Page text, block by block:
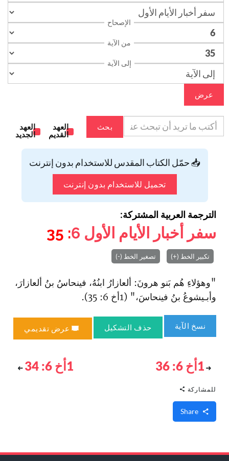
الإصحاح
من الآية
إلى الآية
عرض
بحث
العهد
القديم
العهد
الجديد
📥 حمّل الكتاب المقدس للاستخدام بدون إنترنت
تحميل للاستخدام بدون إنترنت
الترجمة العربية المشتركة:
سفر أخبار الأيام الأول 6
: 35
تكبير الخط (+) تصغير الخط (-)
"وهؤلاءِ هُم بَنو هرونَ: ألعازارُ ا‏بنُهُ، فينحاسُ بنُ ألعازارَ،
وأبـيشوعُ بنُ فينحاسَ،" (1أخ 6: 35).
نسخ الآية حذف التشكيل عرض تقديمي
1أخ 6: 36 1أخ 6: 34
للمشاركة